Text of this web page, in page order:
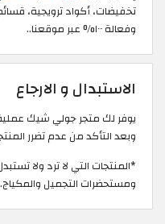
تخفيضات، أكواد ترويجية،
وفعالة ١٠٠% عبر موقعنا..
الاستبدال و الارجاع
وبعد التأكد من عدم تضرر
*المنتجات التي لا ترد ولا
ومستحضرات التجميل والمكياج.